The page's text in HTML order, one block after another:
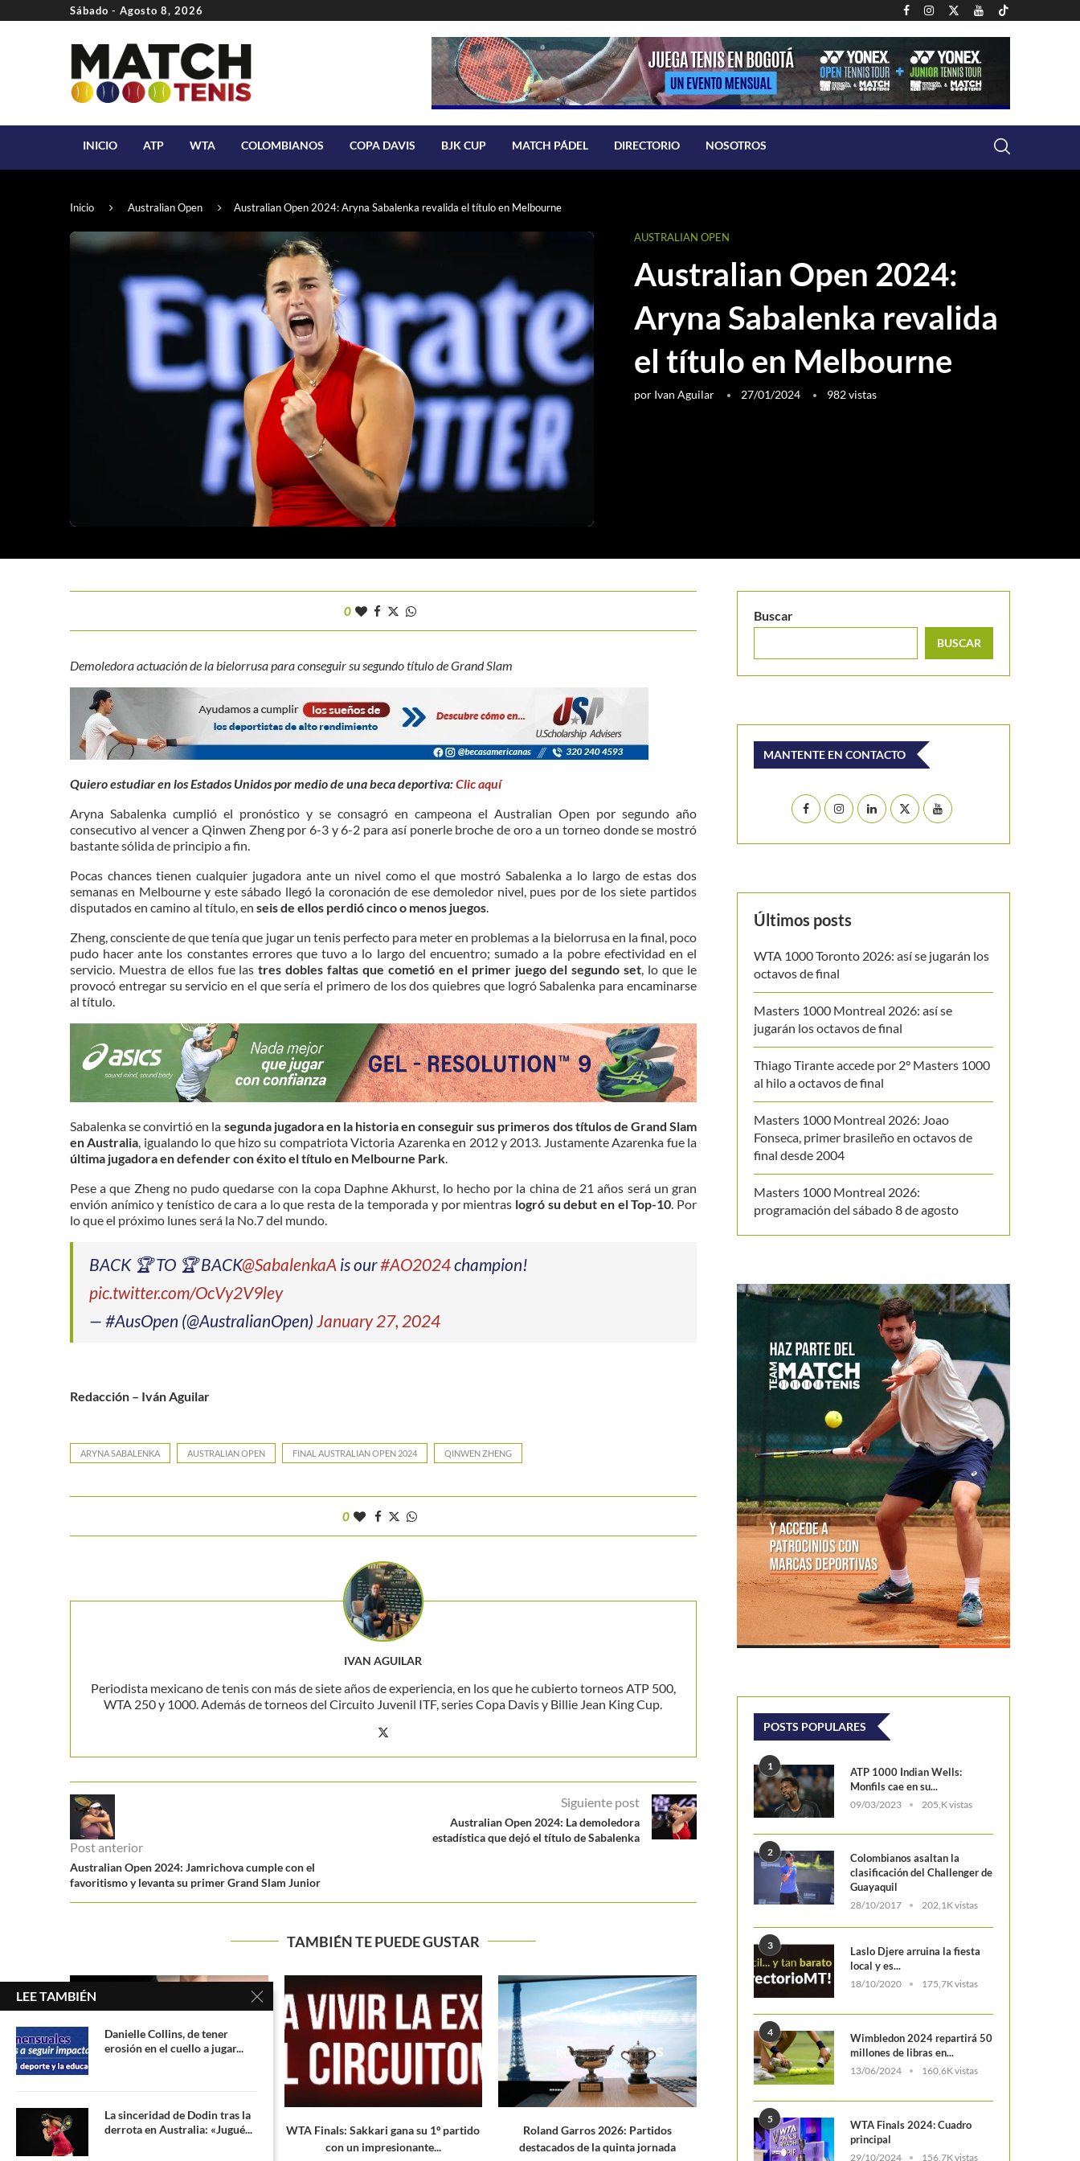
Sábado - Agosto 8, 2026
INICIO ATP WTA COLOMBIANOS COPA DAVIS BJK CUP MATCH PÁDEL DIRECTORIO NOSOTROS
Inicio Australian Open Australian Open 2024: Aryna Sabalenka revalida el título en Melbourne
AUSTRALIAN OPEN
Australian Open 2024:
Aryna Sabalenka revalida
el título en Melbourne
por Ivan Aguilar 27/01/2024 982vistas
0
Demoledora actuación de la bielorrusa para conseguir su segundo título de Grand Slam
Quiero estudiar en los Estados Unidos por medio de una beca deportiva:Clic aquí
Aryna Sabalenka cumplió el pronóstico y se consagró en campeona el Australian Open por segundo año
consecutivo al vencer a Qinwen Zheng por 6-3 y 6-2 para así ponerle broche de oro a un torneo donde se mostró
bastante sólida de principio a fin.
Pocas chances tienen cualquier jugadora ante un nivel como el que mostró Sabalenka a lo largo de estas dos
semanas en Melbourne y este sábado llegó la coronación de ese demoledor nivel, pues por de los siete partidos
disputados en camino al título, en seis de ellos perdió cinco o menos juegos
Zheng, consciente de que tenía que jugar un tenis perfecto para meter en problemas a la bielorrusa en la final, poco
pudo hacer ante los constantes errores que tuvo a lo largo del encuentro; sumado a la pobre efectividad en el
servicio. Muestra de ellos fue las tres dobles faltas que cometió en el primer juego del segundo set , lo que le
provocó entregar su servicio en el que sería el primero de los dos quiebres que logró Sabalenka para encaminarse
al título.
Sabalenka se convirtió en la segunda jugadora en la historia en conseguir sus primeros dos títulos de Grand Slam
en Australia , igualando lo que hizo su compatriota Victoria Azarenka en 2012 y 2013. Justamente Azarenka fue la
última jugadora en defender con éxito el título en Melbourne Park
Pese a que Zheng no pudo quedarse con la copa Daphne Akhurst, lo hecho por la china de 21 años será un gran
envión anímico y tenístico de cara a lo que resta de la temporada y por mientras logró su debut en el Top-10 . Por
lo que el próximo lunes será la No.7 del mundo.
BACK 🏆 TO 🏆 BACK@SabalenkaA is our#AO2024champion!
pic.twitter.com/OcVy2V9ley
— #AusOpen (@AustralianOpen) January 27, 2024
Redacción – Iván Aguilar
ARYNA SABALENKA AUSTRALIAN OPEN FINAL AUSTRALIAN OPEN 2024 QINWEN ZHENG
0
IVAN AGUILAR
Periodista mexicano de tenis con más de siete años de experiencia, en los que he cubierto torneos ATP 500,
WTA 250 y 1000. Además de torneos del Circuito Juvenil ITF, series Copa Davis y Billie Jean King Cup.
Post anterior
Australian Open 2024: Jamrichova cumple con el
favoritismo y levanta su primer Grand Slam Junior
Siguiente post
Australian Open 2024: La demoledora
estadística que dejó el título de Sabalenka
TAMBIÉN TE PUEDE GUSTAR
principal
WTA Finals: Sakkari gana su 1º partido
Roland Garros 2026: Partidos
destacados de la quinta jornada
Stuttgart y Estambul, el epicentro del
tenis femenino desde este...
Australian Open 2024: Estos son los
jugadores debutantes en los...
Swiatek cerca de destruir el
Buscar
BUSCAR
MANTENTE EN CONTACTO
Últimos posts
WTA 1000 Toronto 2026: así se jugarán los
octavos de final
Masters 1000 Montreal 2026: así se
jugarán los octavos de final
Thiago Tirante accede por 2° Masters 1000
al hilo a octavos de final
Masters 1000 Montreal 2026: Joao
Fonseca, primer brasileño en octavos de
final desde 2004
Masters 1000 Montreal 2026:
programación del sábado 8 de agosto
POSTS POPULARES
1
ATP 1000 Indian Wells:
Monfils cae en su...
09/03/2023 205,K vistas
2
Colombianos asaltan la
clasificación del Challenger de
Guayaquil
28/10/2017 202,1K vistas
3
Laslo Djere arruina la fiesta
local y es...
18/10/2020 175,7K vistas
4
Wimbledon 2024 repartirá 50
millones de libras en...
13/06/2024 160,6K vistas
5
WTA Finals 2024: Cuadro
principal
29/10/2024 156,7K vistas
LEE TAMBIÉN
Danielle Collins, de tener
erosión en el cuello a jugar...
La sinceridad de Dodin tras la
derrota en Australia: «Jugué...